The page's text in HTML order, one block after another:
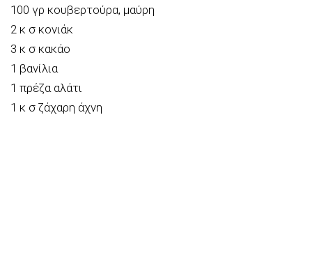
100 γρ κουβερτούρα, μαύρη
2 κ σ κονιάκ
3 κ σ κακάο
1 βανίλια
1 πρέζα αλάτι
1 κ σ ζάχαρη άχνη